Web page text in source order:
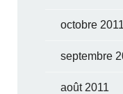
octobre 2011
septembre
août 2011